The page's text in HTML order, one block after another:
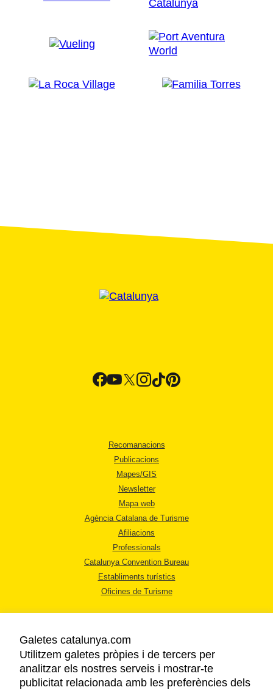
Recomanacions
Publicacions
Mapes/GIS
Newsletter
Mapa web
Agència Catalana de Turisme
Afiliacions
Professionals
Catalunya Convention Bureau
Establiments turístics
Oficines de Turisme
AVÍS LEGAL
Galetes catalunya.com
Utilitzem galetes pròpies i de tercers per
analitzar els nostres serveis i mostrar-te
publicitat relacionada amb les preferències dels